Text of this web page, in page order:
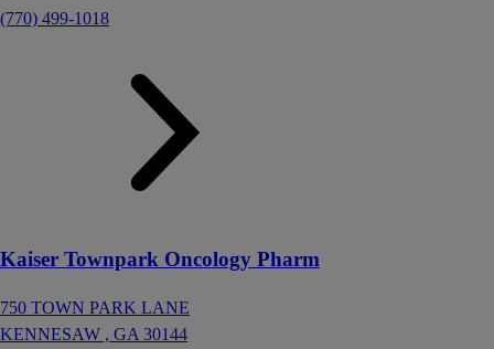
(770) 499-1018
Kaiser Townpark Oncology Pharm
750 TOWN PARK LANE
KENNESAW , GA 30144